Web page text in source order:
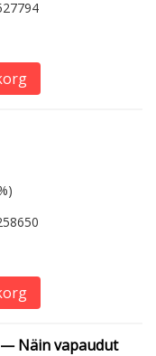
Näin vapaudut